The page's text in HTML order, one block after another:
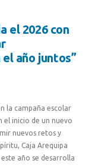
el 2026 con
año juntos”
la campaña escolar
el inicio de un nuevo
nuevos retos y
Caja Arequipa
año se desarrolla